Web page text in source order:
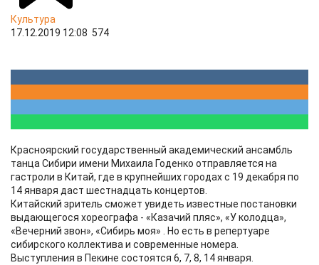
Культура
17.12.2019 12:08 574
Красноярский государственный академический ансамбль
танца Сибири имени Михаила Годенко отправляется на
гастроли в Китай, где в крупнейших городах с 19 декабря по
14 января даст шестнадцать концертов.
Китайский зритель сможет увидеть известные постановки
выдающегося хореографа - «Казачий пляс», «У колодца»,
«Вечерний звон», «Сибирь моя» . Но есть в репертуаре
сибирского коллектива и современные номера.
Выступления в Пекине состоятся 6, 7, 8, 14 января.